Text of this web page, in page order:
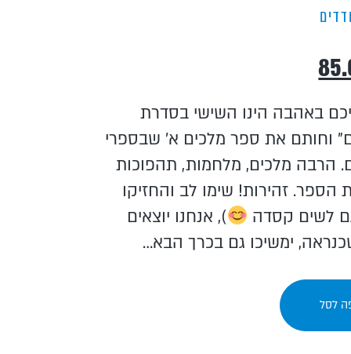
באהבה הינו השישי בסדרת
וחותם את ספר מלכים א' שבספרי
הרבה מלכים, מלחמות, תהפוכות
הספר. זהירות! שימו לב והחזיקו
לשים קסדה
), אנחנו יוצאים
ימשיכו גם בכרך הבא…
לסל